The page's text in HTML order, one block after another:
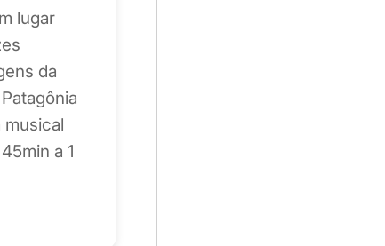
lugar
da
musical
a 1